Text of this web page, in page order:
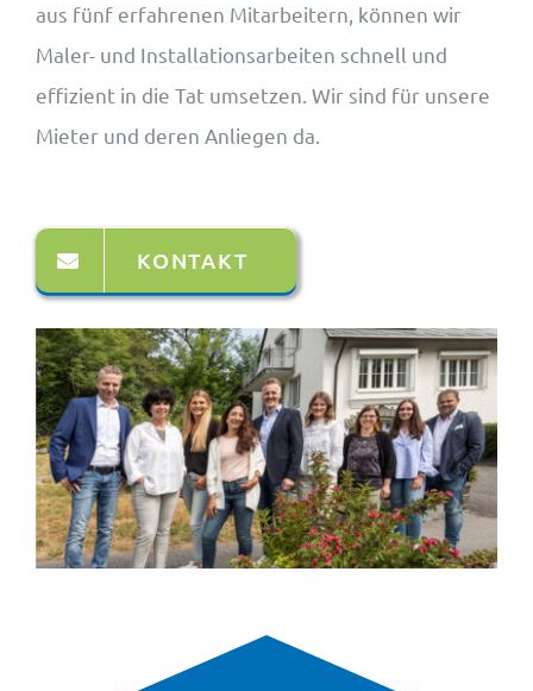
aus fünf erfahrenen Mitarbeitern, können wir
Maler- und Installationsarbeiten schnell und
effizient in die Tat umsetzen. Wir sind für unsere
Mieter und deren Anliegen da.
KONTAKT